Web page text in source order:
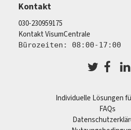
Kontakt
030-230959175
Kontakt VisumCentrale
Bürozeiten: 08:00-17:00
Individuelle Lösungen
FAQs